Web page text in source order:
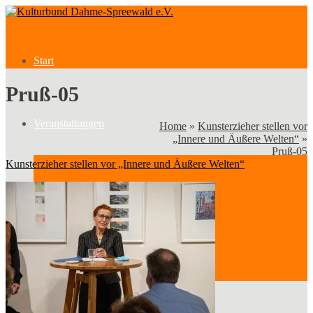
Start
Veranstaltungen
Veranstaltungen
Kategorien
Pruß-05
Home » Kunsterzieher stellen vor
„Innere und Äußere Welten“ »
Pruß-05
Kunsterzieher stellen vor „Innere und Äußere Welten“